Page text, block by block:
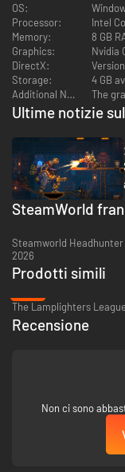
IL MEGLIO DELLA
Immergiti in
apprezzate meccaniche
pianifichi i turni,
rimbalzare i proiettili e
ma ricorda: la vittoria
grilletto facile.
scoprendo tesori
OS:
Processor:
Intel
Memory:
8 GB
Graphics:
Nvidia
DirectX:
Version
Storage:
4 GB
Additional Notes:
The
Ultime notizie
SteamWorld
Steamworld Headhunter
2026
Prodotti simili
The Lamplighters
Recensione
Non ci sono